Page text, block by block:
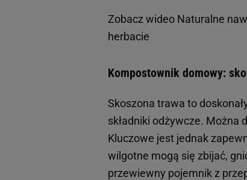
Zobacz wideo Naturalne
herbacie
Kompostownik domowy:
Skoszona trawa to
składniki odżywcze. Można
Kluczowe jest jednak
wilgotne mogą się zbijać,
przewiewny pojemnik z